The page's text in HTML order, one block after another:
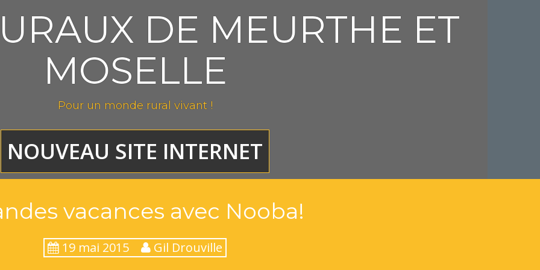
DE MEURTHE ET
MOSELLE
Pour un monde rural vivant !
NOUVEAU SITE INTERNET
vacances avec Nooba!
19 mai 2015 Gil Drouville